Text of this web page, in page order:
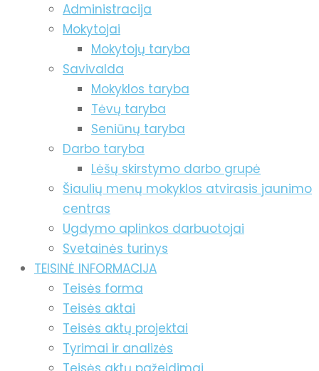
Administracija
Mokytojai
Mokytojų taryba
Savivalda
Mokyklos taryba
Tėvų taryba
Seniūnų taryba
Darbo taryba
Lėšų skirstymo darbo grupė
Šiaulių menų mokyklos atvirasis jaunimo
centras
Ugdymo aplinkos darbuotojai
Svetainės turinys
TEISINĖ INFORMACIJA
Teisės forma
Teisės aktai
Teisės aktų projektai
Tyrimai ir analizės